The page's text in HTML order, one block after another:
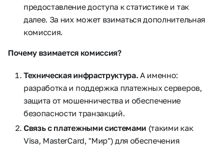
предоставление доступа к статистике и так
далее. За них может взиматься дополнительная
комиссия.
Почему взимается комиссия?
Техническая инфраструктура. А именно:
разработка и поддержка платежных серверов,
защита от мошенничества и обеспечение
безопасности транзакций.
Связь с платежными системами (такими как
Visa, MasterCard, "Мир") для обеспечения